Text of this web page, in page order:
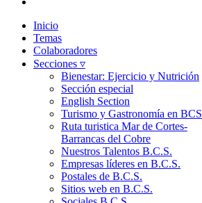
Inicio
Temas
Colaboradores
Secciones ▿
Bienestar: Ejercicio y Nutrición
Sección especial
English Section
Turismo y Gastronomía en BCS
Ruta turistica Mar de Cortes-
Barrancas del Cobre
Nuestros Talentos B.C.S.
Empresas líderes en B.C.S.
Postales de B.C.S.
Sitios web en B.C.S.